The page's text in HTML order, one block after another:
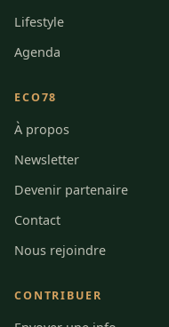
Lifestyle
Agenda
ECO78
À propos
Newsletter
Devenir partenaire
Contact
Nous rejoindre
CONTRIBUER